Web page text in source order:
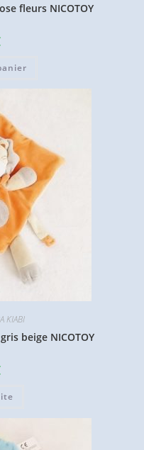
fleurs NICOTOY
KIABI
beige NICOTOY